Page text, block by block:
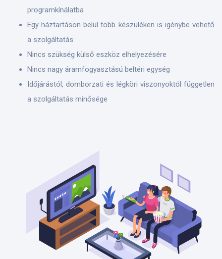
programkínálatba
Egy háztartáson belül több készüléken is igénybe vehető
a szolgáltatás
Nincs szükség külső eszköz elhelyezésére
Nincs nagy áramfogyasztású beltéri egység
Időjárástól, domborzati és légköri viszonyoktól független
a szolgáltatás minősége